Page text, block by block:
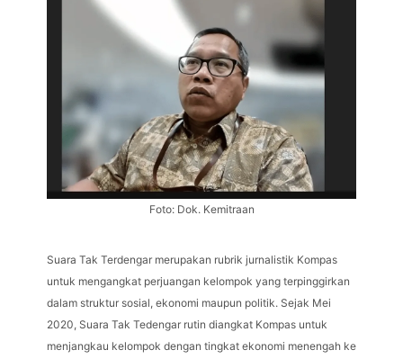
Foto: Dok. Kemitraan
Suara Tak Terdengar merupakan rubrik jurnalistik Kompas
untuk mengangkat perjuangan kelompok yang terpinggirkan
dalam struktur sosial, ekonomi maupun politik. Sejak Mei
2020, Suara Tak Tedengar rutin diangkat Kompas untuk
menjangkau kelompok dengan tingkat ekonomi menengah ke